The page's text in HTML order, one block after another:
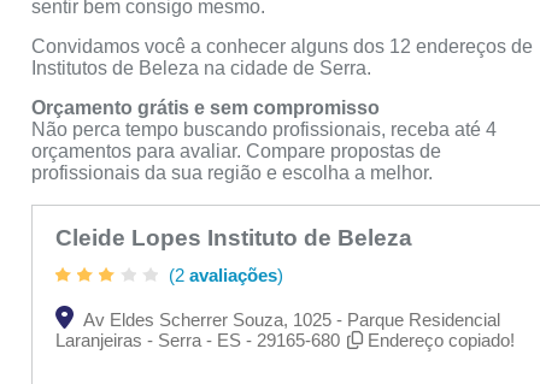
sentir bem consigo mesmo.
Convidamos você a conhecer alguns dos 12 endereços de
Institutos de Beleza na cidade de Serra.
Orçamento grátis e sem compromisso
Não perca tempo buscando profissionais, receba até 4
orçamentos para avaliar. Compare propostas de
profissionais da sua região e escolha a melhor.
Cleide Lopes Instituto de Beleza
(2 avaliações)
Av Eldes Scherrer Souza, 1025 - Parque Residencial
Laranjeiras - Serra - ES - 29165-680
Endereço copiado!